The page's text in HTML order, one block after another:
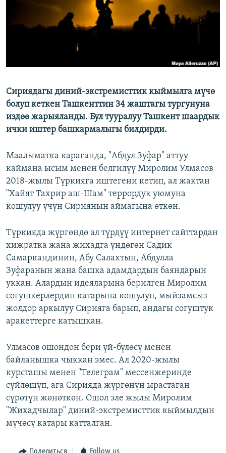
Сириядагы диний-экстремисттик кыймылга мүчө
болуп кеткен Ташкенттин 34 жаштагы тургунуна
издөө жарыяланды. Бул тууралуу Ташкент шаардык
ички иштер башкармалыгы билдирди.
Маалыматка караганда, "Абдул Зуфар" аттуу
каймана ысым менен белгилүү Миролим Улмасов
2018-жылы Түркияга иштегени кетип, ал жактан
"Хайят Тахрир аш-Шам" террордук уюмуна
кошулуу үчүн Сириянын аймагына өткөн.
Түркияда жүргөндө ал түрдүү интернет сайттардан
хижратка жана жихадга үндөгөн Садик
Самаркандинин, Абу Салахтын, Абдулла
Зуфаранын жана башка адамдардын баяндарын
уккан. Алардын идеяларына берилген Миролим
согушкерлердин катарына кошулуп, мыйзамсыз
жолдор аркылуу Сирияга барып, андагы согуштук
аракеттерге катышкан.
Улмасов ошондон бери үй-бүлөсү менен
байланышка чыккан эмес. Ал 2020-жылы
курсташы менен "Телеграм" мессенжеринде
сүйлөшүп, ага Сирияда жүргөнүн ырастаган
сүрөтүн жөнөткөн. Ошол эле жылы Миролим
"Жихадчылар" диний-экстремисттик кыймылдын
мүчөсү катары катталган.